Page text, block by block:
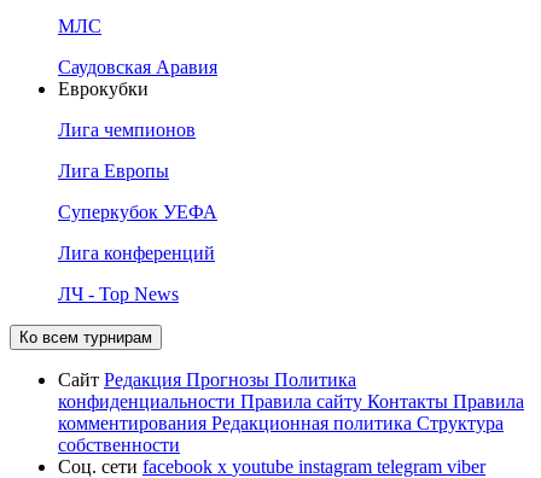
МЛС
Саудовская Аравия
Еврокубки
Лига чемпионов
Лига Европы
Суперкубок УЕФА
Лига конференций
ЛЧ - Top News
Ко всем турнирам
Сайт Редакция Прогнозы Политика
конфиденциальности Правила сайту Контакты Правила
комментирования Редакционная политика Структура
собственности
Соц. сети facebook x youtube instagram telegram viber